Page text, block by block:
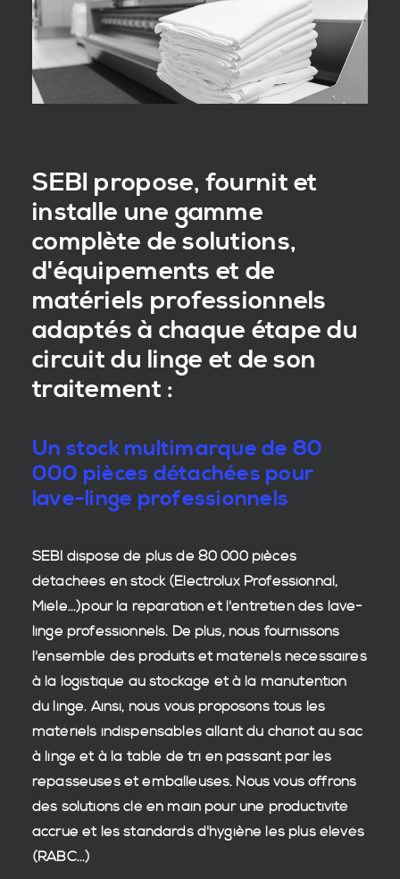
SEBI propose, fournit et
installe une gamme
complète de solutions,
d'équipements et de
matériels professionnels
adaptés à chaque étape du
circuit du linge et de son
traitement :
Un stock multimarque de 80
000 pièces détachées pour
lave-linge professionnels
SEBI dispose de plus de 80 000pièces
détachées en stock(Electrolux Professionnal,
Miele...)pour la réparation et l'entretien des lave-
linge professionnels. De plus, nous fournissons
l'ensemble des produits et matériels nécessaires
à la logistique au stockage et à la manutention
du linge. Ainsi, nous vous proposons tous les
matériels indispensables allant du chariot au sac
à linge et à la table de tri en passant par les
repasseuses et emballeuses. Nous vous offrons
des solutions clé en main pour une productivité
accrue et lesstandards d'hygiène les plus élevés
(RABC...)